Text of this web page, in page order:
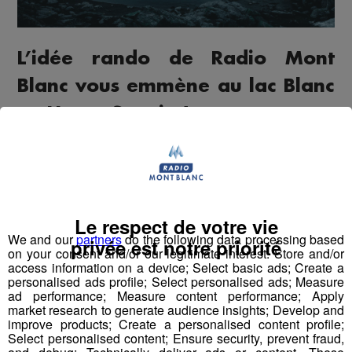
L’idée rando de Radio Mont
Blanc vous emmène au lac Blanc
Le lac Blanc en quelques chiffres :
- 6h45 de marche
Au départ de Chamonix, à Tré-le-champs, vous pourrez
garer votre voiture à coté d’une aire de pique-nique sur
la route du Montet. Vous partirez pour une ascension
qui durera toute la journée avec pour objectif le lac
Blanc. En partant le matin, vous croiserez des
We and ourpartnersdo the following data processing based
on your consent and/or our legitimate interest: Store and/or
access information on a device; Select basic ads; Create a
personalised ads profile; Select personalised ads; Measure
ad performance; Measure content performance; Apply
market research to generate audience insights; Develop and
improve products; Create a personalised content profile;
Select personalised content; Ensure security, prevent fraud,
Le respect de votre vie
privée est notre priorité